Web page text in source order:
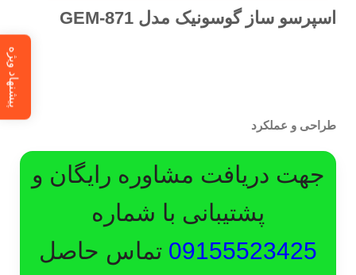
اسپرسو ساز گوسونیک مدل GEM-871
طراحی و عملکرد
جهت دریافت مشاوره رایگان و
پشتیبانی با شماره
09155523425 تماس حاصل
پیشنهاد ویژه